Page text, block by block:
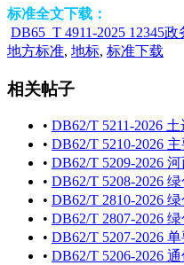
标准全文下载：
DB65_T 4911-2025 12345
地方标准, 地标, 标准下载
相关帖子
• DB62/T 5211-2026
• DB62/T 5210-2026
• DB62/T 5209-2026
• DB62/T 5208-2026
• DB62/T 2810-2026
• DB62/T 2807-2026
• DB62/T 5207-2026
• DB62/T 5206-2026